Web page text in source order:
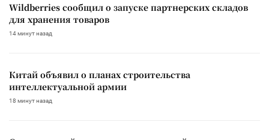
Wildberries сообщил о запуске партнерских складов
для хранения товаров
14 минут назад
Китай объявил о планах строительства
интеллектуальной армии
18 минут назад